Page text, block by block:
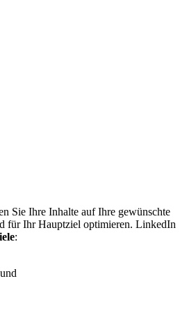
Sie Ihre Inhalte auf Ihre gewünschte
für Ihr Hauptziel optimieren. LinkedIn
:
und